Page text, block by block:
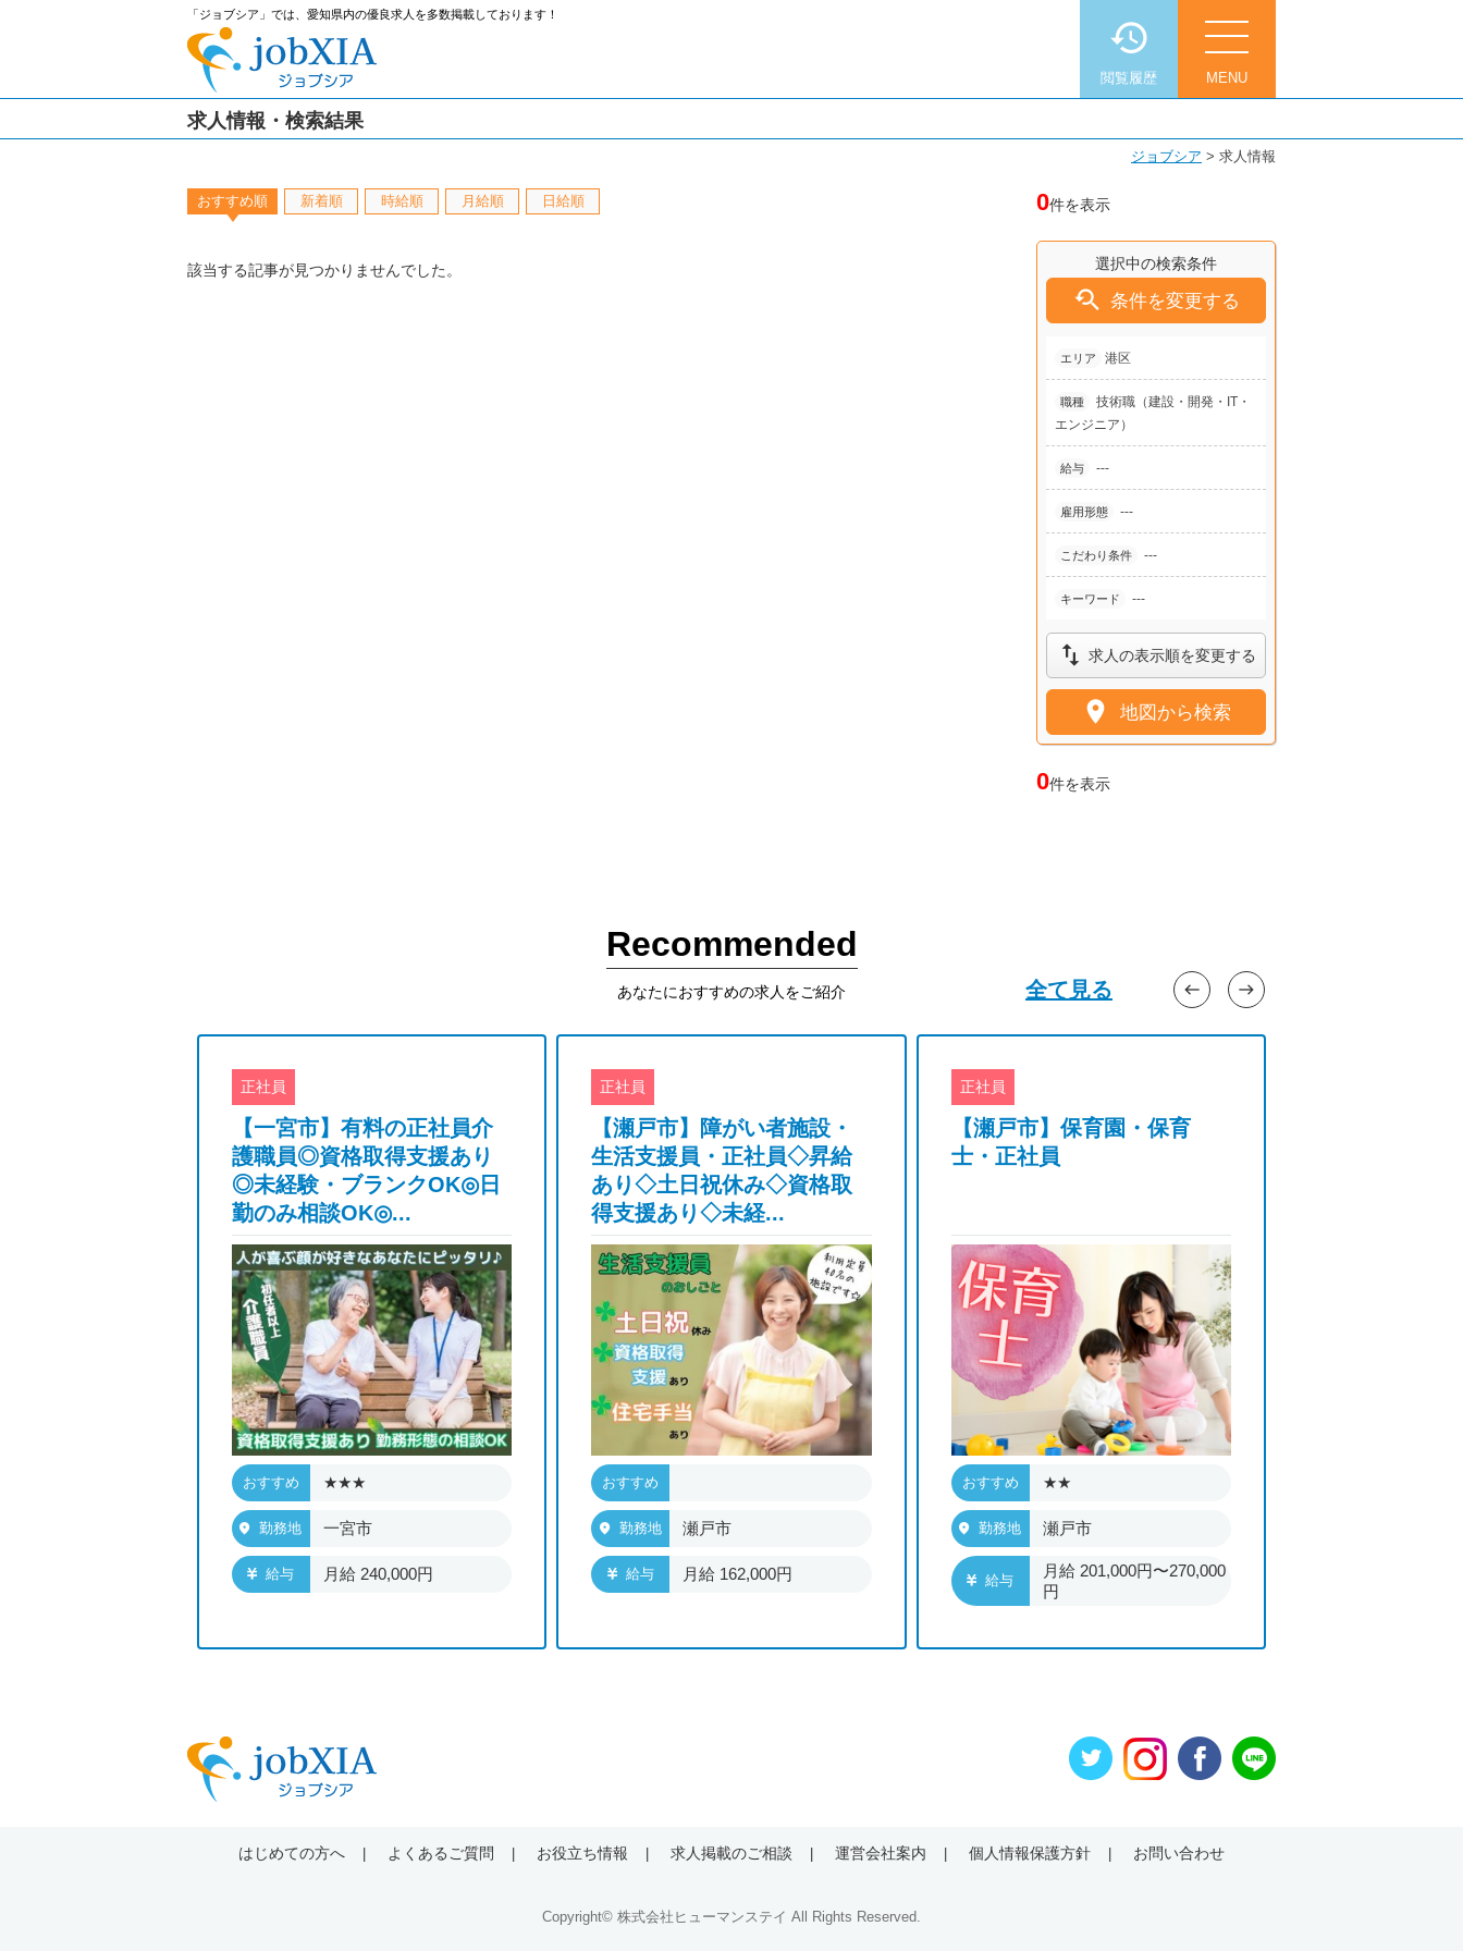
「ジョブシア」では、愛知県内の優良求人を多数掲載しております！
MENU
閲覧履歴
求人情報・検索結果
ジョブシア > 求人情報
0件を表示
おすすめ順 新着順 時給順 月給順 日給順
選択中の検索条件
 条件を変更する
エリア 港区
職種
技術職（建設・開発・IT・
エンジニア）
給与 ---
雇用形態 ---
こだわり条件 ---
キーワード ---
 求人の表示順を変更する
 地図から検索
該当する記事が見つかりませんでした。
0件を表示
Recommended
あなたにおすすめの求人をご紹介 全て見る
正社員
【一宮市】有料の正社員介
護職員◎資格取得支援あり
◎未経験・ブランクOK◎日
勤のみ相談OK◎...
おすすめ ★★★
勤務地 一宮市
給与 月給 240,000円
正社員
【瀬戸市】障がい者施設・
生活支援員・正社員◇昇給
あり◇土日祝休み◇資格取
得支援あり◇未経...
おすすめ
勤務地 瀬戸市
給与 月給 162,000円
正社員
【瀬戸市】保育園・保育
士・正社員
おすすめ ★★
勤務地 瀬戸市
給与
月給 201,000円〜270,000
円
east
west
はじめての方へ よくあるご質問 お役立ち情報 求人掲載のご相談 運営会社案内 個人情報保護方針 お問い合わせ
Copyright© 株式会社ヒューマンステイ All Rights Reserved.